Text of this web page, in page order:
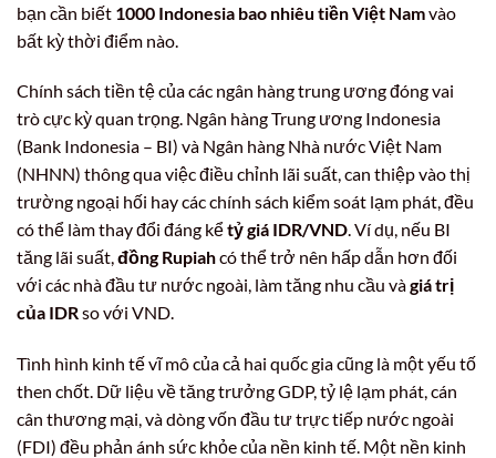
bạn cần biết 1000 Indonesia bao nhiêu tiền Việt Namvào
bất kỳ thời điểm nào.
Chính sách tiền tệ của các ngân hàng trung ương đóng vai
trò cực kỳ quan trọng. Ngân hàng Trung ương Indonesia
(Bank Indonesia – BI) và Ngân hàng Nhà nước Việt Nam
(NHNN) thông qua việc điều chỉnh lãi suất, can thiệp vào thị
trường ngoại hối hay các chính sách kiểm soát lạm phát, đều
có thể làm thay đổi đáng kểtỷ giá IDR/VND. Ví dụ, nếu BI
tăng lãi suất,đồng Rupiahcó thể trở nên hấp dẫn hơn đối
với các nhà đầu tư nước ngoài, làm tăng nhu cầu vàgiá trị
của IDRso với VND.
Tình hình kinh tế vĩ mô của cả hai quốc gia cũng là một yếu tố
then chốt. Dữ liệu về tăng trưởng GDP, tỷ lệ lạm phát, cán
cân thương mại, và dòng vốn đầu tư trực tiếp nước ngoài
(FDI) đều phản ánh sức khỏe của nền kinh tế. Một nền kinh